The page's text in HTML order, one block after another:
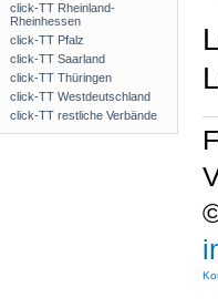
click-TT Rheinland-
Rheinhessen
click-TT Pfalz
click-TT Saarland
click-TT Thüringen
click-TT Westdeutschland
click-TT restliche Verbände